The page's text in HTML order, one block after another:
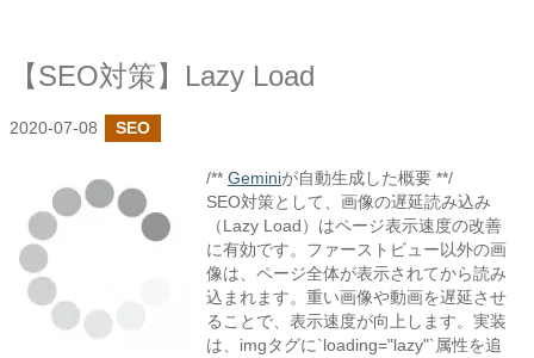
【SEO対策】Lazy Load
2020-07-08 SEO
/** Geminiが自動生成した概要 **/
SEO対策として、画像の遅延読み込み
（Lazy Load）はページ表示速度の改善
に有効です。ファーストビュー以外の画
像は、ページ全体が表示されてから読み
込まれます。重い画像や動画を遅延させ
ることで、表示速度が向上します。実装
は、imgタグに`loading="lazy"`属性を追